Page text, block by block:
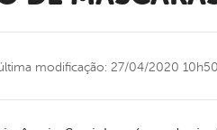
modificação: 27/04/2020 10h50